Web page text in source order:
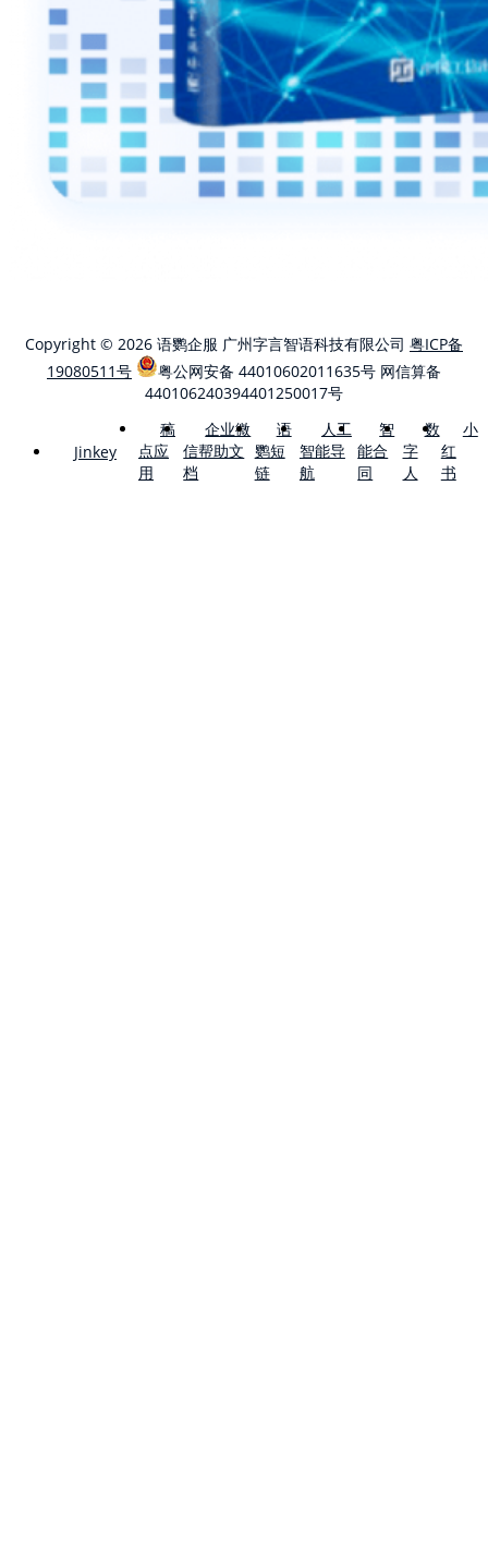
Copyright © 2026 语鹦企服 广州字言智语科技有限公司 粤ICP备
19080511号
粤公网安备 44010602011635号 网信算备
440106240394401250017号
Jinkey
稿
点应
用
企业微
信帮助文
档
语
鹦短
链
人工
智能导
航
智
能合
同
数
字
人
小
红
书